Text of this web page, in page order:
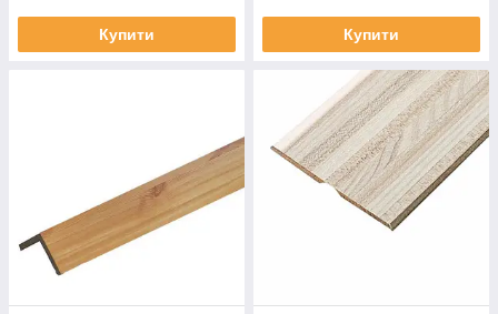
Купити Купити